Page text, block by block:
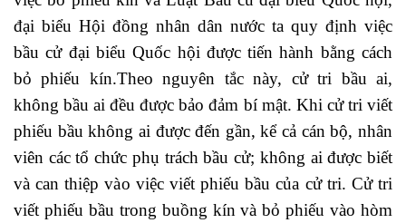
đại biểu Hội đồng nhân dân nước ta quy định việc
bầu cử đại biểu Quốc hội được tiến hành bằng cách
bỏ phiếu kín.Theo nguyên tắc này, cử tri bầu ai,
không bầu ai đều được bảo đảm bí mật. Khi cử tri viết
phiếu bầu không ai được đến gần, kể cả cán bộ, nhân
viên các tổ chức phụ trách bầu cử; không ai được biết
và can thiệp vào việc viết phiếu bầu của cử tri. Cử tri
viết phiếu bầu trong buồng kín và bỏ phiếu vào hòm